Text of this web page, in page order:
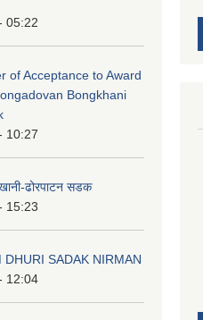
05:22
of Acceptance to Award
Bongkhani
10:27
ढोरपाटन सडक
15:23
DHURI SADAK NIRMAN
12:04